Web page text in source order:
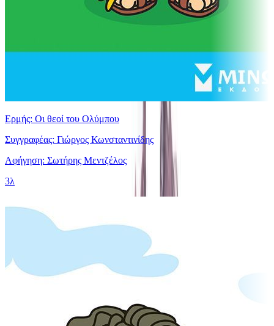
Ερμής: Οι θεοί του Ολύμπου
Συγγραφέας: Γιώργος Κωνσταντινίδης
Αφήγηση: Σωτήρης Μεντζέλος
3λ